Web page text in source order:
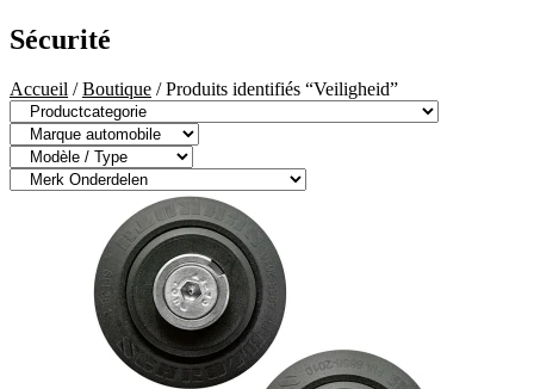
Sécurité
Accueil /Boutique / Produits identifiés “Veiligheid”